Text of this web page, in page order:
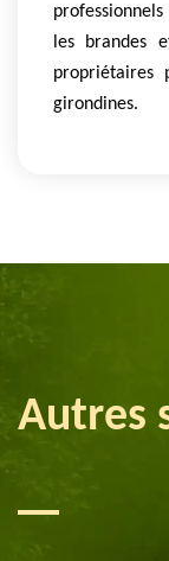
les brandes
propriétaires
girondines.
Autres